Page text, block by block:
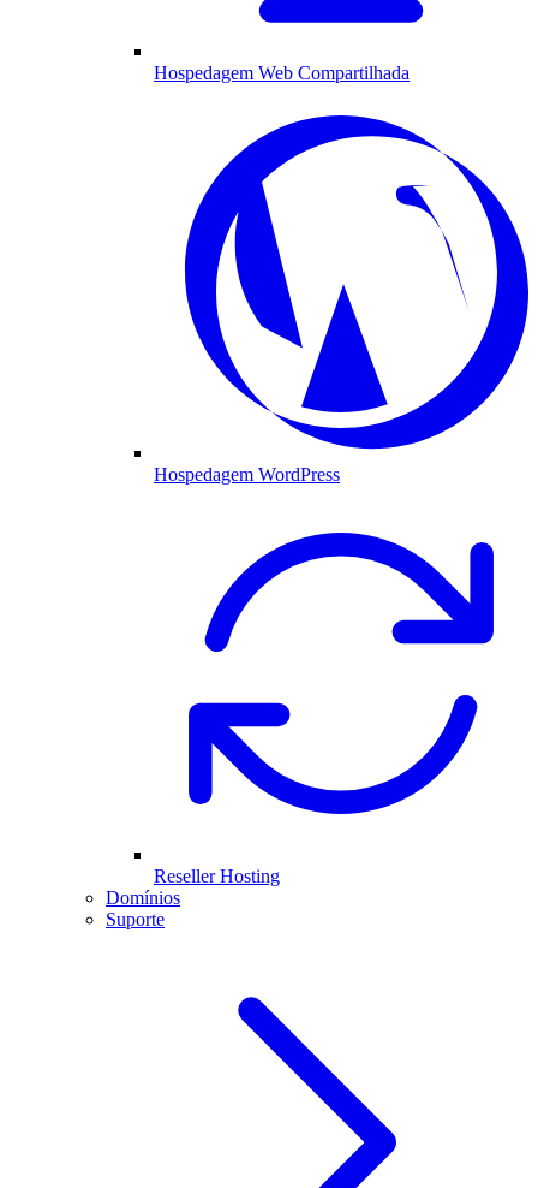
Hospedagem Web Compartilhada
Hospedagem WordPress
Reseller Hosting
Domínios
Suporte